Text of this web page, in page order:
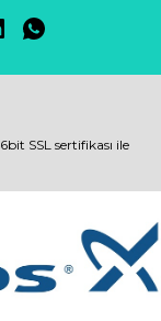
SSL sertifikası ile